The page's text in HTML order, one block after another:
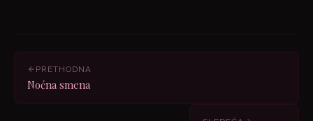
PRETHODNA
Noćna smena